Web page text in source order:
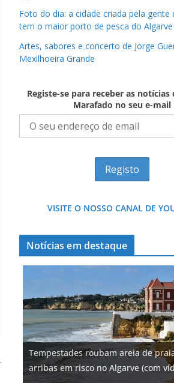
Foto do dia: a cidade criada pela gente
tem o maior porto de pesca do Algarve
Artes, sabores e concerto de Jorge
Mexilhoeira Grande
Registe-se para receber as notícias
Marafado no seu e-mail
VISITE O NOSSO CANAL DE
Notícias em destaque
Tempestades roubam areia de
arribas em risco no Algarve (com
Projeto milionário: investimento de
milhões de euros na construção de
hotéis (com vídeo)
Foto do dia: uma cidade algarvia
entre redes e fábricas
Tapas do mar a 3 euros cada. Nova
gastronómica nasce no Algarve
Milagre da água. Fontes
Algarve voltam a ter vida (com